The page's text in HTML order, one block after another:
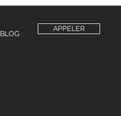
BLOG
APPELER